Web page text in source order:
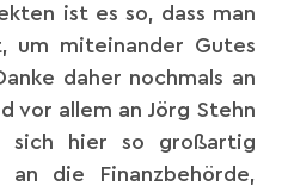
ist es so, dass man
um miteinander Gutes
daher nochmals an
vor allem an Jörg Stehn
sich hier so großartig
an die Finanzbehörde,